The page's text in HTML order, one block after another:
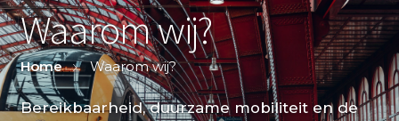
Waarom wij?
Home Waarom wij?
Bereikbaarheid, duurzame mobiliteit en de